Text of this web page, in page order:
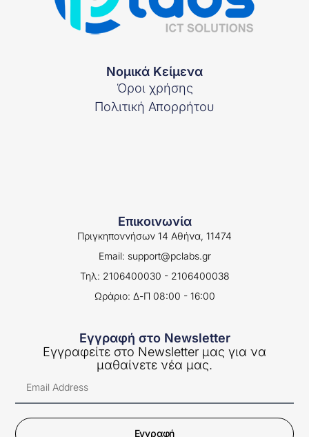
Νομικά Κείμενα
Όροι χρήσης
Πολιτική Απορρήτου
Επικοινωνία
Πριγκηποννήσων 14 Αθήνα, 11474
Email: support@pclabs.gr
Τηλ: 2106400030 - 2106400038
Ωράριο: Δ-Π 08:00 - 16:00
Εγγραφή στο Newsletter
Εγγραφείτε στο Newsletter μας για να
μαθαίνετε νέα μας.
Εγγραφή